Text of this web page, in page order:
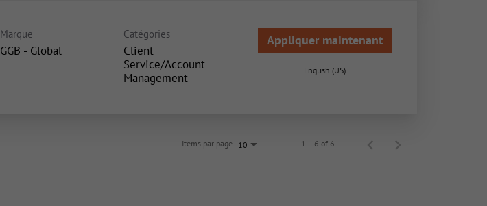
Marque
GGB - Global
Catégories
Client
Service/Account
Management
Appliquer maintenant
English (US)
Items par page 10 1 – 6 of 6